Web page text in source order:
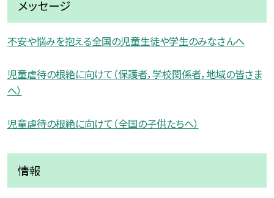
メッセージ
不安や悩みを抱える全国の児童生徒や学生のみなさんへ
児童虐待の根絶に向けて（保護者，学校関係者，地域の皆さま
へ）
児童虐待の根絶に向けて（全国の子供たちへ）
情報